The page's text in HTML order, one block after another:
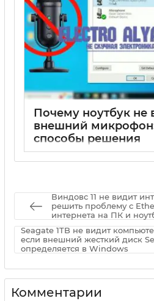
Почему ноутбук не
внешний
способы решения
Виндовс 11 не видит
решить проблему с
интернета на ПК и
Seagate 1TB не видит
если внешний жесткий диск
определяется в Windows
Комментарии